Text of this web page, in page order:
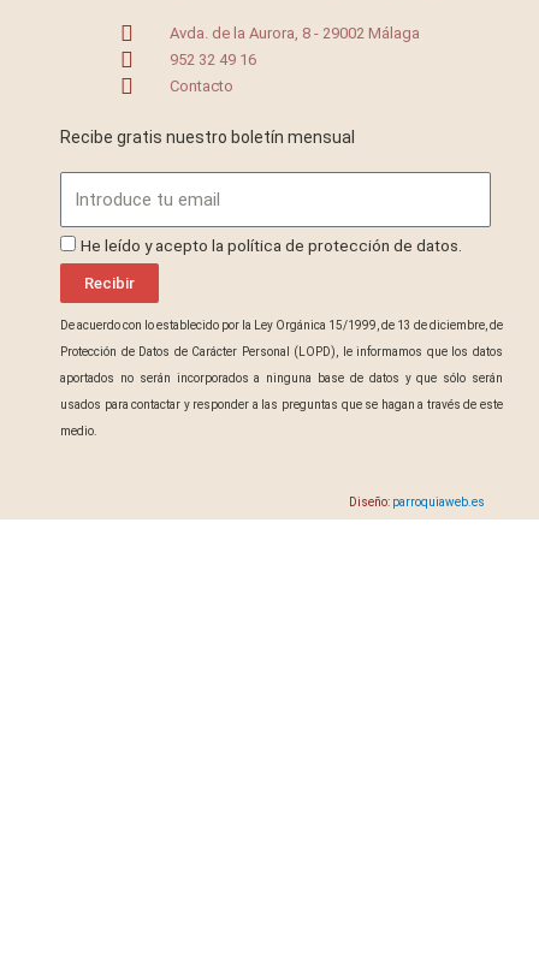
Avda. de la Aurora, 8 - 29002 Málaga
952 32 49 16
Contacto
Recibe gratis nuestro boletín mensual
ProteccionDatos
He leído y acepto la política de protección de datos.
Recibir
De acuerdo con lo establecido por la Ley Orgánica 15/1999, de 13 de diciembre, de
Protección de Datos de Carácter Personal (LOPD), le informamos que los datos
aportados no serán incorporados a ninguna base de datos y que sólo serán
usados para contactar y responder a las preguntas que se hagan a través de este
medio.
Diseño: parroquiaweb.es